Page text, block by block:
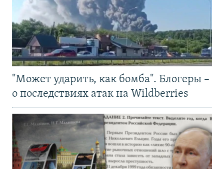
"Может ударить, как бомба". Блогеры –
о последствиях атак на Wildberries